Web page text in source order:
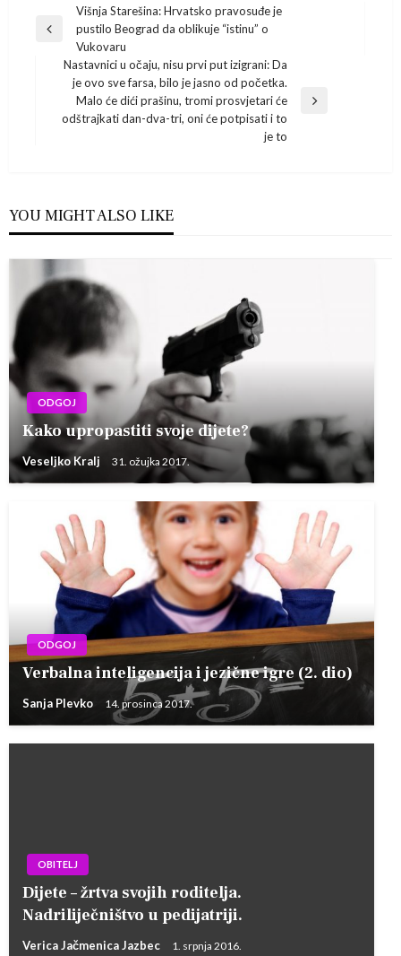
Navigacija
objava
Previous
Višnja Starešina: Hrvatsko pravosuđe je
pustilo Beograd da oblikuje “istinu” o
Vukovaru
Next
Post
Nastavnici u očaju, nisu prvi put izigrani: Da
je ovo sve farsa, bilo je jasno od početka.
Malo će dići prašinu, tromi prosvjetari će
odštrajkati dan-dva-tri, oni će potpisati i to
je to
YOU MIGHT ALSO LIKE
ODGOJ
Kako upropastiti svoje dijete?
Veseljko Kralj 31. ožujka 2017.
ODGOJ
Verbalna inteligencija i jezične igre (2. dio)
Sanja Plevko 14. prosinca 2017.
OBITELJ
Dijete – žrtva svojih roditelja.
Nadriliječništvo u pedijatriji.
Verica Jačmenica Jazbec 1. srpnja 2016.